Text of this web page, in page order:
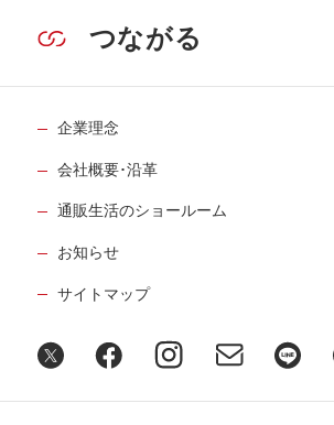
つながる
企業理念
会社概要･沿革
通販生活のショールーム
お知らせ
サイトマップ